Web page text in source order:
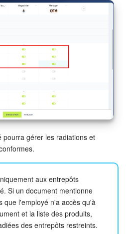
pourra gérer les radiations et
aux entrepôts
Si un document mentionne
que l'employé n'a accès qu'à
et la liste des produits,
des entrepôts restreints.